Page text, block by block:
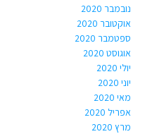
נובמבר 2020
אוקטובר 2020
ספטמבר 2020
אוגוסט 2020
יולי 2020
יוני 2020
מאי 2020
אפריל 2020
מרץ 2020